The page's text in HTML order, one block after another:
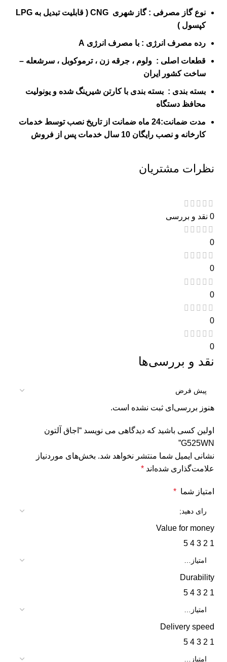
نوع گاز مصرفی : گاز شهری CNG ( قابلیت تبدیل به LPG
کپسول )
رده مصرف انرژی : با مصرف انرژی A
قطعات اصلی : ولوم ، جرقه زن ،ترموکوبل ، سرشعله –
ساخت کشور ایران
بسته بندی : بسته بندی با کارتن شیرینگ شده و یونولیت
محافظ دستگاه
مدت ضمانت
:24 ماه ضمانت از تاریخ نصب توسط خدمات
کارخانه و نصب رایگان 10 سال خدمات پس از فروش
نظرات مشتریان
0 نقد و بررسی
0
0
0
0
0
نقد و بررسی‌ها
هنوز بررسی‌ای ثبت نشده است.
اولین کسی باشید که دیدگاهی می نویسد “اجاق آلتون
G525WN”
نشانی ایمیل شما منتشر نخواهد شد. بخش‌های موردنیاز
علامت‌گذاری شده‌اند *
امتیاز شما *
Value for money
1
2
3
4
5
Durability
1
2
3
4
5
Delivery speed
1
2
3
4
5